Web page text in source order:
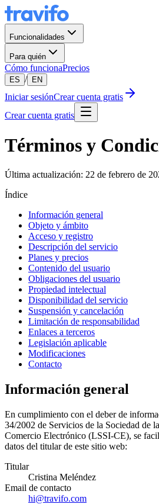
Funcionalidades
Para quién
Cómo funcionaPrecios
ES / EN
Iniciar sesiónCrear cuenta gratis
Crear cuenta gratis
Términos y
Última actualización: 22 de febrero de
Índice
Información general
Objeto y ámbito
Acceso y registro
Descripción del servicio
Planes y precios
Contenido del usuario
Obligaciones del usuario
Propiedad intelectual
Disponibilidad del servicio
Suspensión y cancelación
Limitación de responsabilidad
Enlaces a terceros
Legislación aplicable
Modificaciones
Contacto
Información general
En cumplimiento con el deber de
34/2002 de Servicios de la Sociedad de
Comercio Electrónico (LSSI-CE), se
datos del titular de este sitio web:
Titular
Cristina Meléndez
Email de contacto
hi@travifo.com